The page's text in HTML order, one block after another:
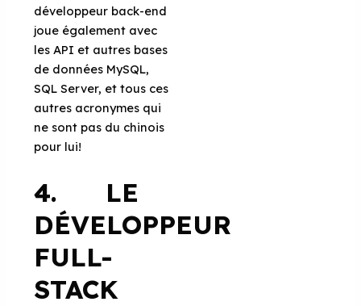
développeur back-end
joue également avec
les API et autres bases
de données MySQL,
SQL Server, et tous ces
autres acronymes qui
ne sont pas du chinois
pour lui!
4. LE
DÉVELOPPEUR
FULL-
STACK